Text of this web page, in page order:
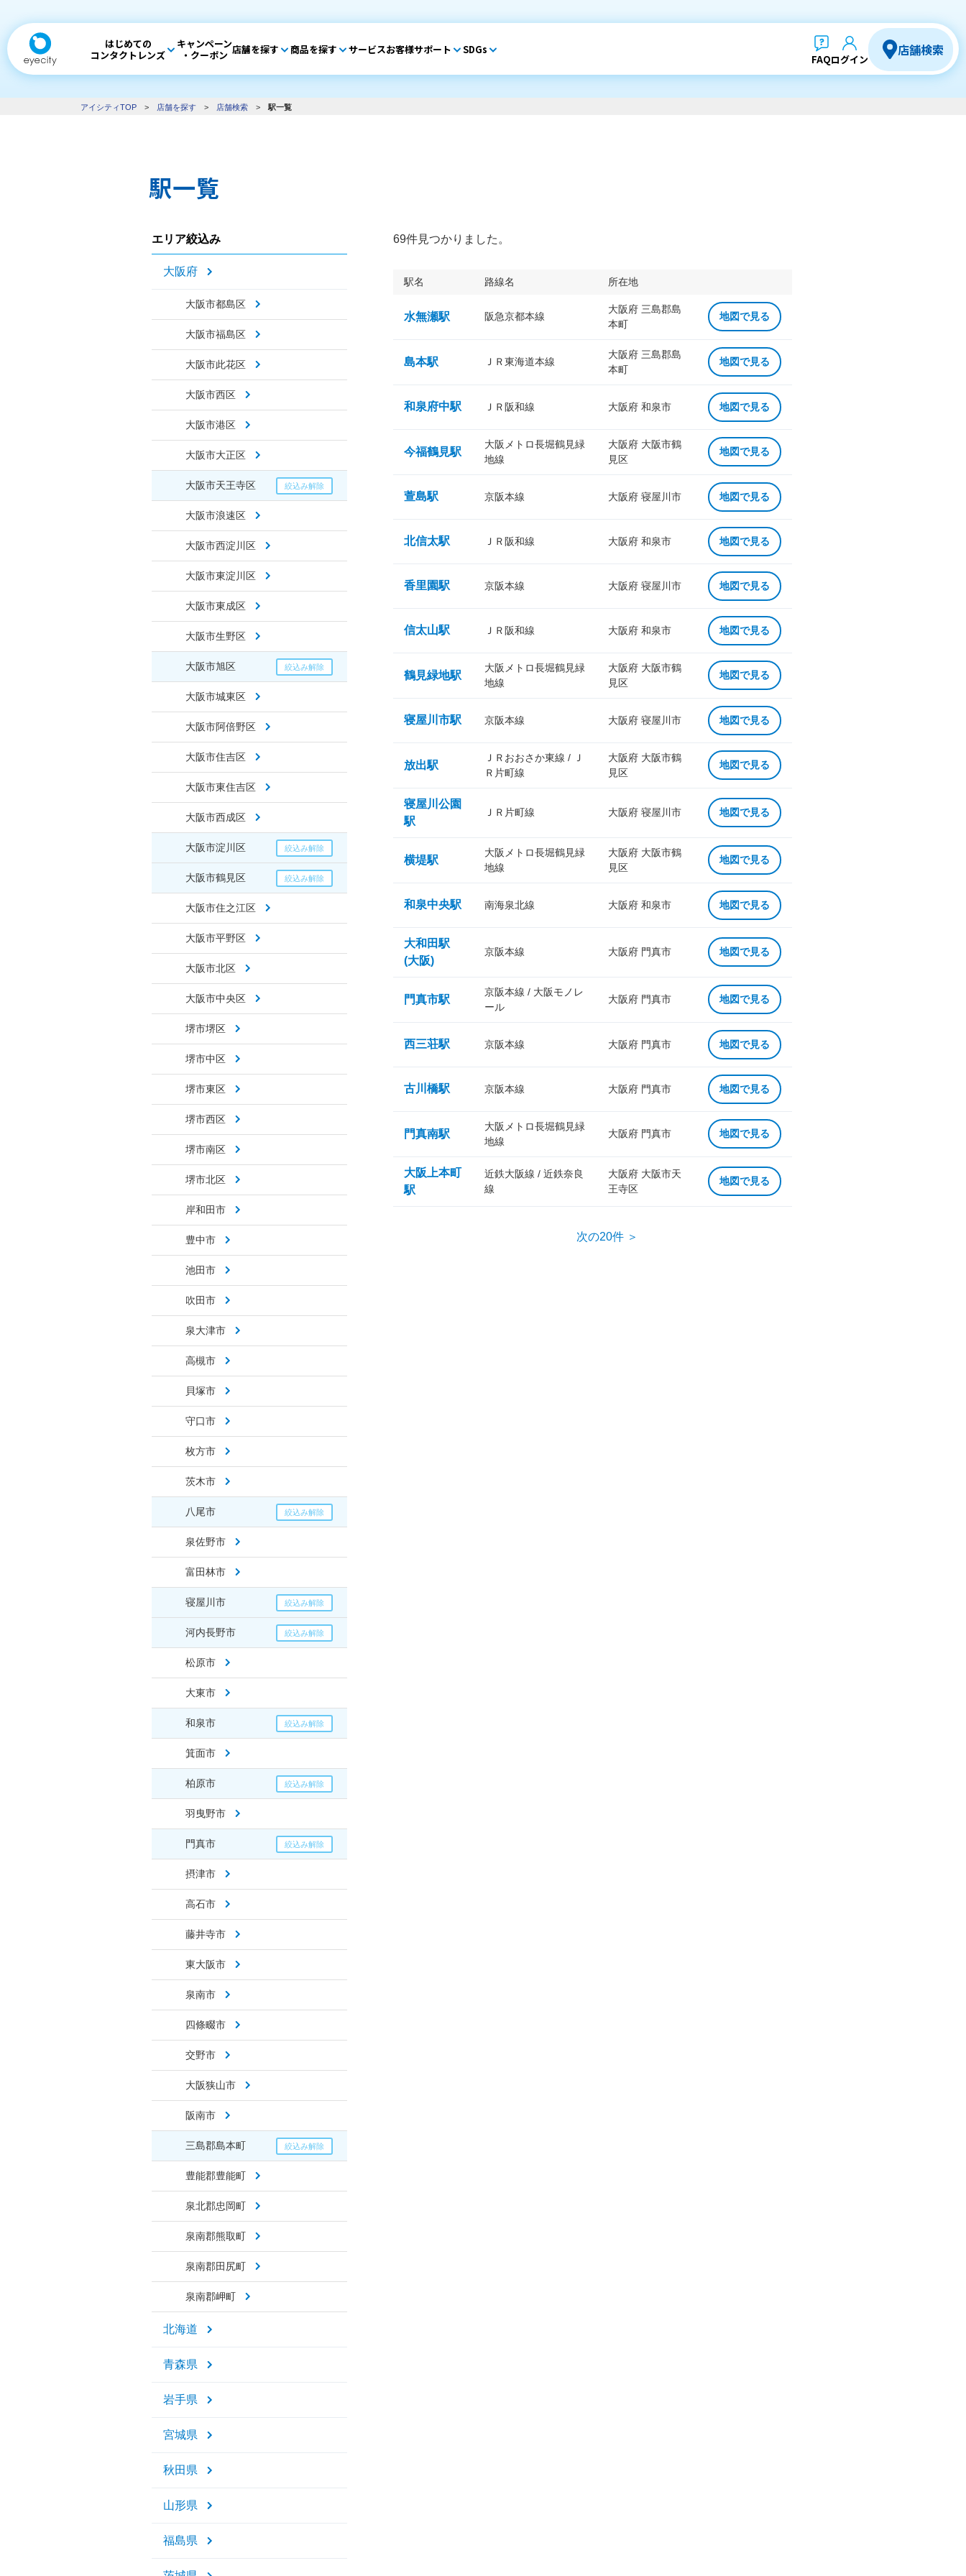
はじめての
コンタクトレンズ
キャンペーン
・クーポン 店舗を探す 商品を探す サービスお客様サポート SDGs
FAQログイン
店舗検索
アイシティTOP > 店舗を探す > 店舗検索 > 駅一覧
駅一覧
エリア絞込み
大阪府
大阪市都島区
大阪市福島区
大阪市此花区
大阪市西区
大阪市港区
大阪市大正区
大阪市天王寺区
大阪市浪速区
大阪市西淀川区
大阪市東淀川区
大阪市東成区
大阪市生野区
大阪市旭区
大阪市城東区
大阪市阿倍野区
大阪市住吉区
大阪市東住吉区
大阪市西成区
大阪市淀川区
大阪市鶴見区
大阪市住之江区
大阪市平野区
大阪市北区
大阪市中央区
堺市堺区
堺市中区
堺市東区
堺市西区
堺市南区
堺市北区
岸和田市
豊中市
池田市
吹田市
泉大津市
高槻市
貝塚市
守口市
枚方市
茨木市
八尾市
泉佐野市
富田林市
寝屋川市
河内長野市
松原市
大東市
和泉市
箕面市
柏原市
羽曳野市
門真市
摂津市
高石市
藤井寺市
東大阪市
泉南市
四條畷市
交野市
大阪狭山市
阪南市
三島郡島本町
豊能郡豊能町
泉北郡忠岡町
泉南郡熊取町
泉南郡田尻町
泉南郡岬町
北海道
青森県
岩手県
宮城県
秋田県
山形県
福島県
69件見つかりました。
駅名 路線名 所在地
水無瀬駅 阪急京都本線
大阪府 三島郡島
本町
地図で見る
島本駅 ＪＲ東海道本線
大阪府 三島郡島
本町
地図で見る
和泉府中駅 ＪＲ阪和線 大阪府 和泉市 地図で見る
今福鶴見駅
大阪メトロ長堀鶴見緑
地線
大阪府 大阪市鶴
見区
地図で見る
萱島駅 京阪本線 大阪府 寝屋川市 地図で見る
北信太駅 ＪＲ阪和線 大阪府 和泉市 地図で見る
香里園駅 京阪本線 大阪府 寝屋川市 地図で見る
信太山駅 ＪＲ阪和線 大阪府 和泉市 地図で見る
鶴見緑地駅
大阪メトロ長堀鶴見緑
地線
大阪府 大阪市鶴
見区
地図で見る
寝屋川市駅 京阪本線 大阪府 寝屋川市 地図で見る
放出駅
ＪＲおおさか東線 / Ｊ
Ｒ片町線
大阪府 大阪市鶴
見区
地図で見る
寝屋川公園
駅
ＪＲ片町線 大阪府 寝屋川市 地図で見る
横堤駅
大阪メトロ長堀鶴見緑
地線
大阪府 大阪市鶴
見区
地図で見る
和泉中央駅 南海泉北線 大阪府 和泉市 地図で見る
大和田駅
(大阪)
京阪本線 大阪府 門真市 地図で見る
門真市駅
京阪本線 / 大阪モノレ
ール
大阪府 門真市 地図で見る
西三荘駅 京阪本線 大阪府 門真市 地図で見る
古川橋駅 京阪本線 大阪府 門真市 地図で見る
門真南駅
大阪メトロ長堀鶴見緑
地線
大阪府 門真市 地図で見る
大阪上本町
駅
近鉄大阪線 / 近鉄奈良
線
大阪府 大阪市天
王寺区
地図で見る
次の20件 ＞